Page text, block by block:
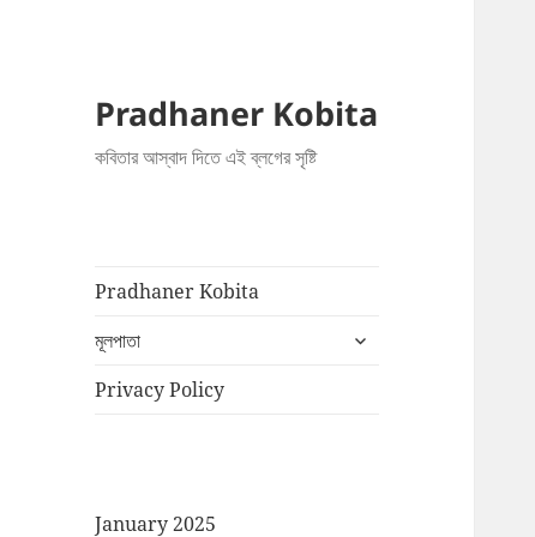
Pradhaner Kobita
কবিতার আস্বাদ দিতে এই ব্লগের সৃষ্টি
Pradhaner Kobita
মূলপাতা
expand
Privacy Policy
January 2025